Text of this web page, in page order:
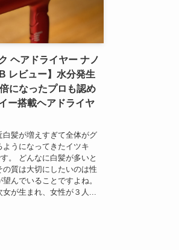
ヘアドライヤー ナノ
レビュー】水分発生
になったプロも認め
ー搭載ヘアドライヤ
白髪が増えすぎて全体がグ
ようになってきたイツキ
す。 どんなに白髪が多いと
の質は大切にしたいのは性
んでいることですよね。
が生まれ、女性が３人...